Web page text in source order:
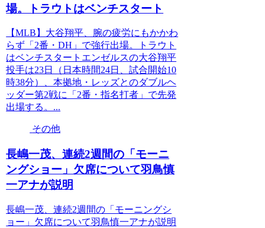
場。トラウトはベンチスタート
【MLB】大谷翔平、腕の疲労にもかかわ
らず「2番・DH」で強行出場。トラウト
はベンチスタートエンゼルスの大谷翔平
投手は23日（日本時間24日、試合開始10
時38分）、本拠地・レッズとのダブルヘ
ッダー第2戦に「2番・指名打者」で先発
出場する。...
その他
長嶋一茂、連続2週間の「モーニ
ングショー」欠席について羽鳥慎
一アナが説明
長嶋一茂、連続2週間の「モーニングシ
ョー」欠席について羽鳥慎一アナが説明